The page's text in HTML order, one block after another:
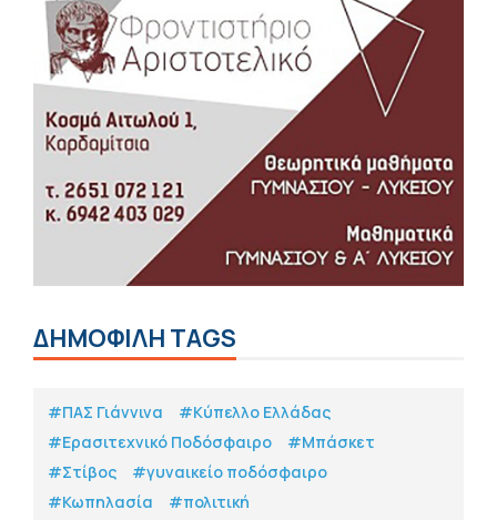
ΔΗΜΟΦΙΛΗ TAGS
#ΠΑΣ Γιάννινα
#Κύπελλο Ελλάδας
#Eρασιτεχνικό Ποδόσφαιρο
#Μπάσκετ
#Στίβος
#γυναικείο ποδόσφαιρο
#Κωπηλασία
#πολιτική